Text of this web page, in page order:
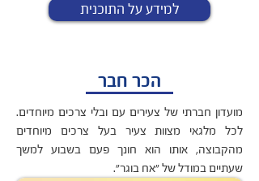
למידע על התוכנית
הכר חבר
מועדון חברתי של צעירים עם ובלי צרכים מיוחדים.
לכל מלגאי מצוות צעיר בעל צרכים מיוחדים
מהקבוצה, אותו הוא חונך פעם בשבוע למשך
שעתיים במודל של "אח בוגר".